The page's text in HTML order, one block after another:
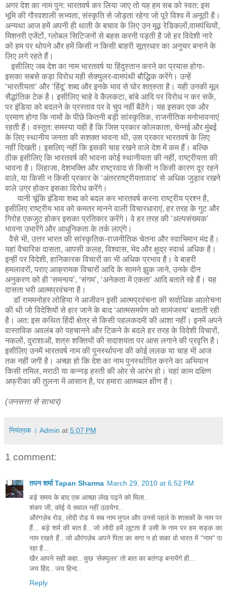
अगर देश का नाम पुन: भारतवर्ष कर लिया जाए तो यह हम सब को स्वत: इस
भूमि की गौरवशाली सभ्यता, संस्कृति से जोड़ता रहेगा जो पूरे विश्व में अनूठी है।
अन्यथा आज हमें अपनी ही थाती के बचाव के लिए उन मूढ़ रेडिकलों,वामपंथियों,
मिशनरी एजेंटों, ग्लोबल सिटिजनों से बहस करनी पड़ती है जो हर विदेशी नारे
को हम पर थोपने और हमें किसी न किसी बाहरी सूत्रधार का अनुचर बनाने के
लिए लगे रहते हैं।
इसीलिए जब देश का नाम भारतवर्ष या हिंदुस्तान करने का प्रयास होगा-
इसका सबसे कड़ा विरोध यही सेक्युलर-वामपंथी बौद्धिक करेंगे। उन्हें
‘भारतीयता’ और ‘हिंदू’ शब्द और इनके भाव से घोर शत्रुता है। यही उनकी मूल
सैद्धांतिक टेक है। इसीलिए चाहे वे कैलकटा, बांबे आदि पर विरोध न कर सकें,
पर इंडिया को बदलने के प्रस्ताव पर वे चुप नहीं बैठेंगे। यह इसका एक और
प्रमाण होगा कि नामों के पीछे कितनी बड़ी सांस्कृतिक, राजनीतिक मनोभावनाएं
रहती हैं। वस्तुत: समस्या यही है कि जिस प्रकार कोलकाता, चेन्नई और मुंबई
के लिए स्थानीय जनता की सशक्त भावना थी, उस प्रकार भारतवर्ष के लिए
नहीं दिखती। इसलिए नहीं कि इसकी चाह रखने वाले देश में कम हैं। बल्कि
ठीक इसीलिए कि भारतवर्ष की भावना कोई स्थानीयता की नहीं, राष्ट्रीयता की
भावना है। लिहाजा, देशभक्ति और राष्ट्रवाद से किसी न किसी कारण दूर रहने
वाले, या किसी न किसी प्रकार के ‘अंतरराष्ट्रीयतावाद’ से अधिक जुड़ाव रखने
वाले उग्र होकर इसका विरोध करेंगे।
यानी चूंकि इंडिया शब्द को बदल कर भारतवर्ष करना राष्ट्रीय प्रश्न है,
इसीलिए राष्ट्रीय भाव को कमतर मानने वाली विचारधाराएं, हर तरह के गुट और
गिरोह एकजुट होकर इसका प्रतिकार करेंगे। वे हर तरह की ‘अल्पसंख्यक’
भावना उभारेंगे और आधुनिकता के तर्क लाएंगे।
वैसे भी, उत्तर भारत की सांस्कृतिक-राजनीतिक चेतना और स्वाभिमान मंद है।
यहां वैचारिक दासता, आपसी कलह, विश्वास, भेद और क्षुद्र स्वार्थ अधिक है।
इन्हीं पर विदेशी, हानिकारक विचारों का भी अधिक प्रभाव है। वे बाहरी
हमलावरों, पराए आक्रामक विचारों आदि के सामने झुक जाने, उनके दीन
अनुकरण को ही ‘समन्वय’, ‘संगम’, ‘अनेकता में एकता’ आदि बताते रहे हैं। यह
दासता भरी आत्मप्रवंचना है।
डॉ राममनोहर लोहिया ने आजीवन इसी आत्मप्रवंचना की सर्वाधिक आलोचना
की थी जो विदेशियों से हार जाने के बाद ‘आत्मसमर्पण को सामंजस्य’ बताती रही
है। अत: इस कथित हिंदी क्षेत्र से किसी पहलकदमी की आशा नहीं। इनमें अपने
वास्तविक अवलंब को पहचानने और टिकने के बदले हर तरह के विदेशी विचारों,
नकलों, दुराशाओं, शत्रु शक्तियों की सदाशयता पर आस लगाने की प्रवृत्ति है।
इसीलिए उनमें भारतवर्ष नाम की पुनर्स्थापना की कोई ललक या चाह भी आज
तक नहीं जगी है। अच्छा हो कि देश का नाम पुनर्स्थापित करने का अभियान
किसी तमिल, मराठी या कन्नड़ हस्ती की ओर से आरंभ हो। यहां काम दक्षिण
अफ्रीका की तुलना में आसान है, पर हमारा आत्मबल क्षीण है।
(जनसत्ता से साभार)
नियंत्रक । Admin at 5:07 PM
1 comment:
तपन शर्मा Tapan Sharma March 29, 2010 at 6:52 PM
बड़े समय के बाद एक आच्छा लेख पढ़ने को मिला..
शंकर जी, कोई ये सवाल नहीं उठायेगा..
औरंगज़ेब रोड, लोदी रोड ये सब नाम मुगल और उनसे पहले के शासकों के नाम पर
हैं... बड़े शर्म की बात है.. जो लोदी हमें लूटता है उसी के नाम पर हम सड़क का
नाम रखते हैं.. जो औरंगज़ेब अपने पिता का सगा न हो सका वो भारत में "नाम" पा
रहा है...
खैर आपने सही कहा.. कुछ ’सेक्युलर’ तो बात का बतंगड़ बनायेंगे ही...
जय हिंद.. जय हिन्द..
Reply